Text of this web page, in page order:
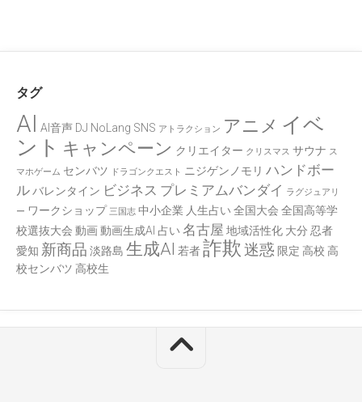
タグ
AI AI音声 DJ NoLang SNS アトラクション アニメ イベ
ント キャンペーン クリエイター クリスマス サウナ ス
マホゲーム センバツ ドラゴンクエスト ニジゲンノモリ ハンドボー
ルバレンタイン ビジネス プレミアムバンダイ ラグジュアリ
ー ワークショップ 三国志 中小企業 人生占い 全国大会 全国高等学
校選抜大会 動画動画生成AI 占い 名古屋 地域活性化 大分 忍者
愛知 新商品 淡路島 生成AI 若者詐欺 迷惑 限定 高校 高
校センバツ 高校生